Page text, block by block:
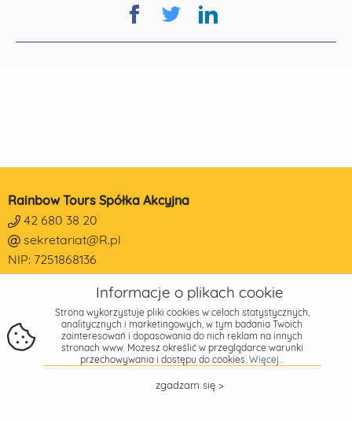
Rainbow Tours Spółka Akcyjna
42 680 38 20
sekretariat@R.pl
NIP: 7251868136
REGON: 473190014
KRS: 0000178650
Piotrkowska 270
Informacje o plikach cookie
Strona wykorzystuje pliki cookies w celach statystycznych,
analitycznych i marketingowych, w tym badania Twoich
zainteresowań i dopasowania do nich reklam na innych
stronach www. Możesz określić w przeglądarce warunki
przechowywania i dostępu do cookies.Więcej...
zgadzam się >